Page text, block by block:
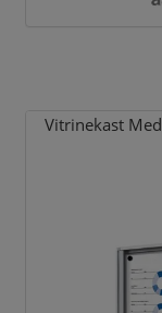
Vitrinekast